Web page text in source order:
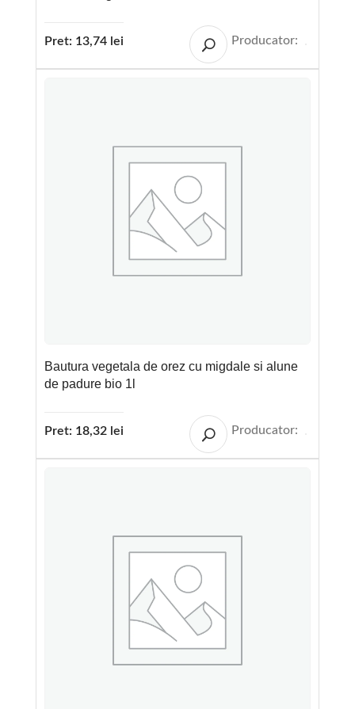
Pret: 13,74 lei Producator:
Bautura vegetala de orez cu migdale si alune
de padure bio 1l
Pret: 18,32 lei Producator: